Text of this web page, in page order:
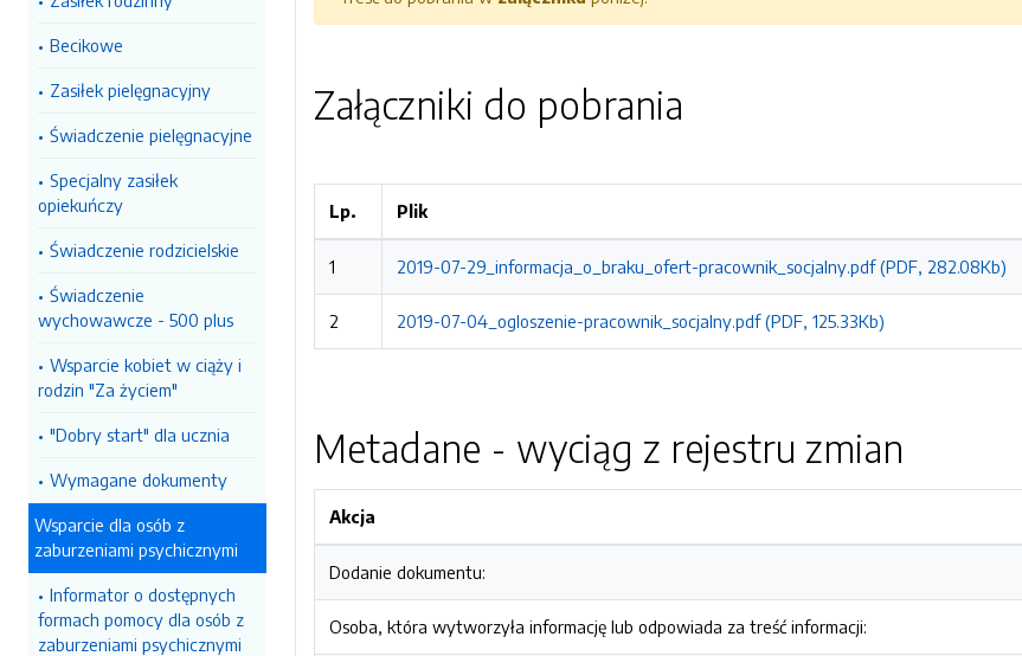
Becikowe
Zasiłek pielęgnacyjny
Świadczenie pielęgnacyjne
Specjalny zasiłek
opiekuńczy
Świadczenie rodzicielskie
Świadczenie
wychowawcze - 500 plus
Wsparcie kobiet w ciąży i
rodzin "Za życiem"
"Dobry start" dla ucznia
Wymagane dokumenty
Wsparcie dla osób z
zaburzeniami psychicznymi
Informator o dostępnych
formach pomocy dla osób z
zaburzeniami psychicznymi
Załączniki do pobrania
Lp. Plik
1 2019-07-29_informacja_o_braku_ofert-pracownik_socjalny.pdf (PDF, 282.08Kb)
2 2019-07-04_ogloszenie-pracownik_socjalny.pdf (PDF, 125.33Kb)
Metadane - wyciąg z rejestru zmian
Akcja
Dodanie dokumentu:
Osoba, która wytworzyła informację lub odpowiada za treść informacji: